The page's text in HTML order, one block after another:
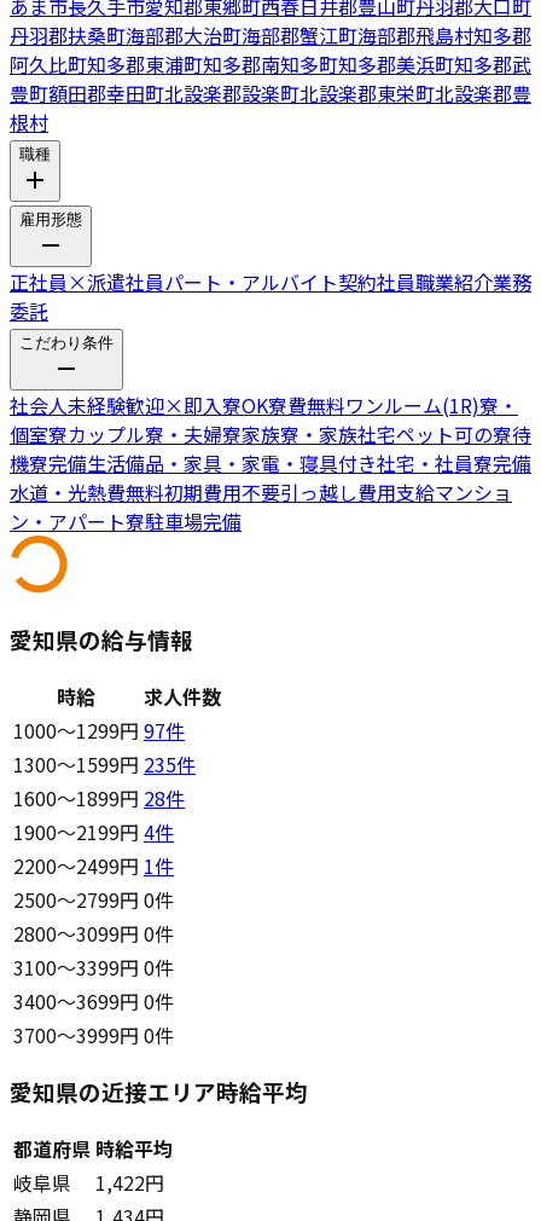
あま市長久手市愛知郡東郷町西春日井郡豊山町丹羽郡大口町
丹羽郡扶桑町海部郡大治町海部郡蟹江町海部郡飛島村知多郡
阿久比町知多郡東浦町知多郡南知多町知多郡美浜町知多郡武
豊町額田郡幸田町北設楽郡設楽町北設楽郡東栄町北設楽郡豊
根村
職種
雇用形態
正社員 ×派遣社員パート・アルバイト契約社員職業紹介業務
委託
こだわり条件
社会人未経験歓迎×即入寮OK寮費無料ワンルーム(1R)寮・
個室寮カップル寮・夫婦寮家族寮・家族社宅ペット可の寮待
機寮完備生活備品・家具・家電・寝具付き社宅・社員寮完備
水道・光熱費無料初期費用不要引っ越し費用支給マンショ
ン・アパート寮駐車場完備
愛知県の給与情報
時給
求人件数
1000〜1299円 97件
1300〜1599円 235件
1600〜1899円 28件
1900〜2199円 4件
2200〜2499円 1件
2500〜2799円 0件
2800〜3099円 0件
3100〜3399円 0件
3400〜3699円 0件
3700〜3999円 0件
愛知県の近接エリア時給平均
都道府県 時給平均
岐阜県
1,422円